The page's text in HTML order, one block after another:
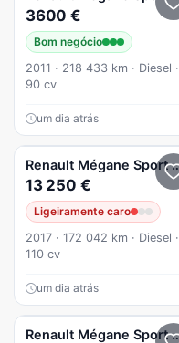
3600 €
Bom negócio
2011 · 218 433 km · Diesel ·
90 cv
um dia atrás
Renault Mégane Sport Tourer
13 250 €
Ligeiramente caro
2017 · 172 042 km · Diesel ·
110 cv
um dia atrás
Renault Mégane Sport Tourer